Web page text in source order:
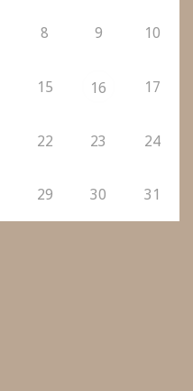
8 9 10
15 16 17
22 23 24
29 30 31